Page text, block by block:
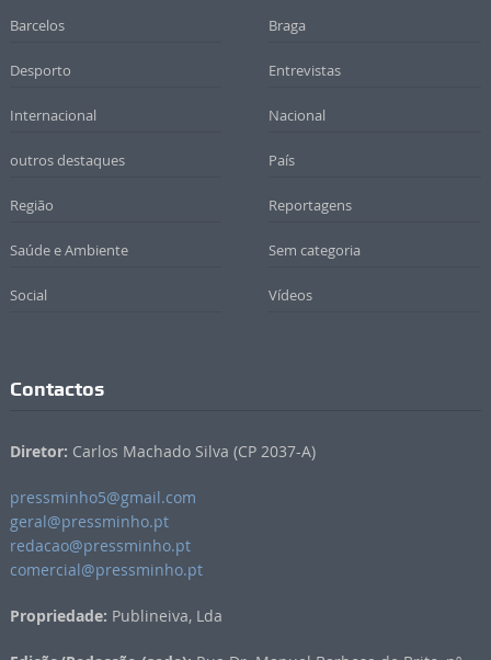
Barcelos Braga
Desporto Entrevistas
Internacional Nacional
outros destaques País
Região Reportagens
Saúde e Ambiente Sem categoria
Social Vídeos
Contactos
Diretor: Carlos Machado Silva (CP 2037-A)
pressminho5@gmail.com
geral@pressminho.pt
redacao@pressminho.pt
comercial@pressminho.pt
Propriedade: Publineiva, Lda